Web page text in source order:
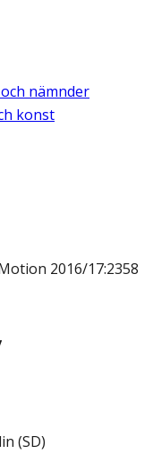
nämnder
konst
2016/17:2358
(SD)